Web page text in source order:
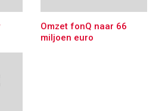
Omzet fonQ naar 66
miljoen euro